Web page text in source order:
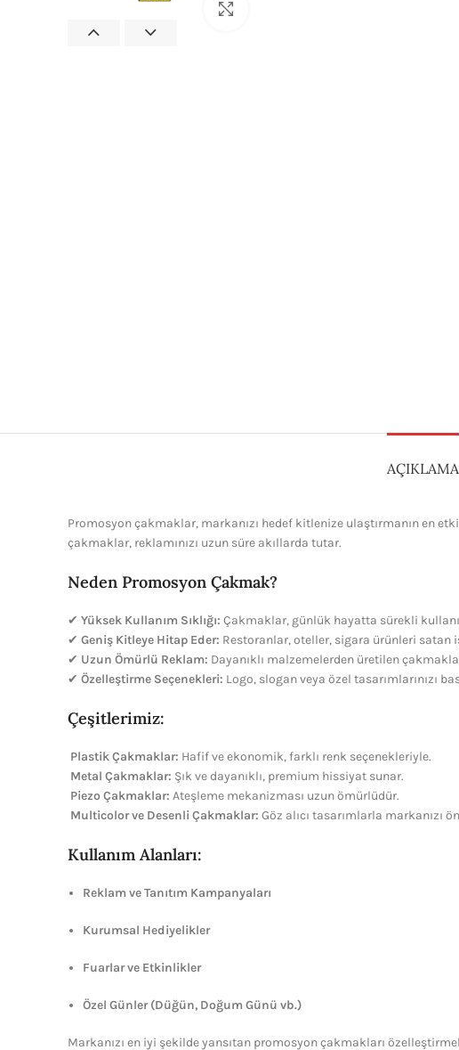
AÇIKLAMA
Promosyon çakmaklar, markanızı hedef kitlenize ulaştırmanın en
çakmaklar, reklamınızı uzun süre akıllarda tutar.
Neden Promosyon Çakmak?
✔ Yüksek Kullanım Sıklığı: Çakmaklar, günlük hayatta sürekli
✔ Geniş Kitleye Hitap Eder: Restoranlar, oteller, sigara ürünleri
✔ Uzun Ömürlü Reklam: Dayanıklı malzemelerden üretilen
✔ Özelleştirme Seçenekleri: Logo, slogan veya özel tasarımlarınızı
Çeşitlerimiz:
Plastik Çakmaklar: Hafif ve ekonomik, farklı renk seçenekleriyle.
Metal Çakmaklar: Şık ve dayanıklı, premium hissiyat sunar.
Piezo Çakmaklar: Ateşleme mekanizması uzun ömürlüdür.
Multicolor ve Desenli Çakmaklar: Göz alıcı tasarımlarla markanızı
Kullanım Alanları:
Reklam ve Tanıtım Kampanyaları
Kurumsal Hediyelikler
Fuarlar ve Etkinlikler
Özel Günler (Düğün, Doğum Günü vb.)
Markanızı en iyi şekilde yansıtan promosyon çakmakları